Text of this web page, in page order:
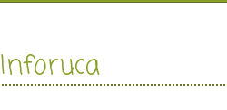
Inforuca